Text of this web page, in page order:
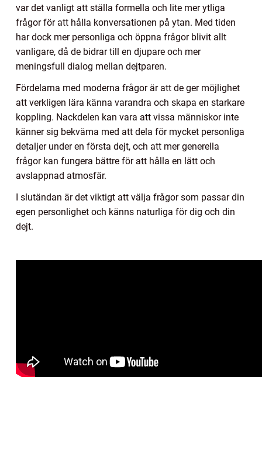
var det vanligt att ställa formella och lite mer ytliga
frågor för att hålla konversationen på ytan. Med tiden
har dock mer personliga och öppna frågor blivit allt
vanligare, då de bidrar till en djupare och mer
meningsfull dialog mellan dejtparen.
Fördelarna med moderna frågor är att de ger möjlighet
att verkligen lära känna varandra och skapa en starkare
koppling. Nackdelen kan vara att vissa människor inte
känner sig bekväma med att dela för mycket personliga
detaljer under en första dejt, och att mer generella
frågor kan fungera bättre för att hålla en lätt och
avslappnad atmosfär.
I slutändan är det viktigt att välja frågor som passar din
egen personlighet och känns naturliga för dig och din
dejt.